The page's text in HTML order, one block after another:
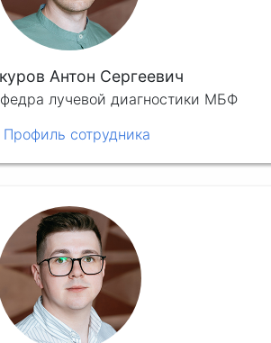
Антон Сергеевич
лучевой диагностики МБФ
Профиль сотрудника